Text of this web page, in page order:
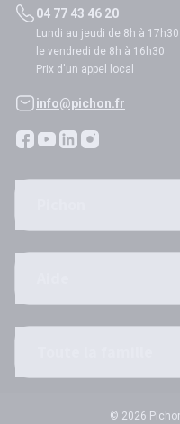
04 77 43 46 20
Lundi au jeudi de 8h à
le vendredi de 8h à 16h30
Prix d'un appel local
info@pichon.fr
© 2026